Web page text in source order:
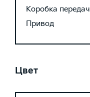
Коробка передач
Привод
Цвет